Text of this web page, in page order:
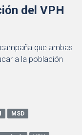
del VPH
que ambas
a la población
MSD